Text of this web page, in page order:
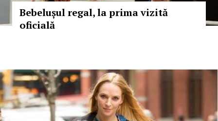
Bebelușul regal, la prima vizită
oficială